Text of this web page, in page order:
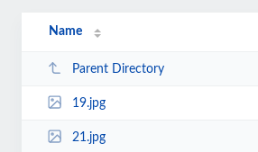
Name
Parent Directory
19.jpg
21.jpg